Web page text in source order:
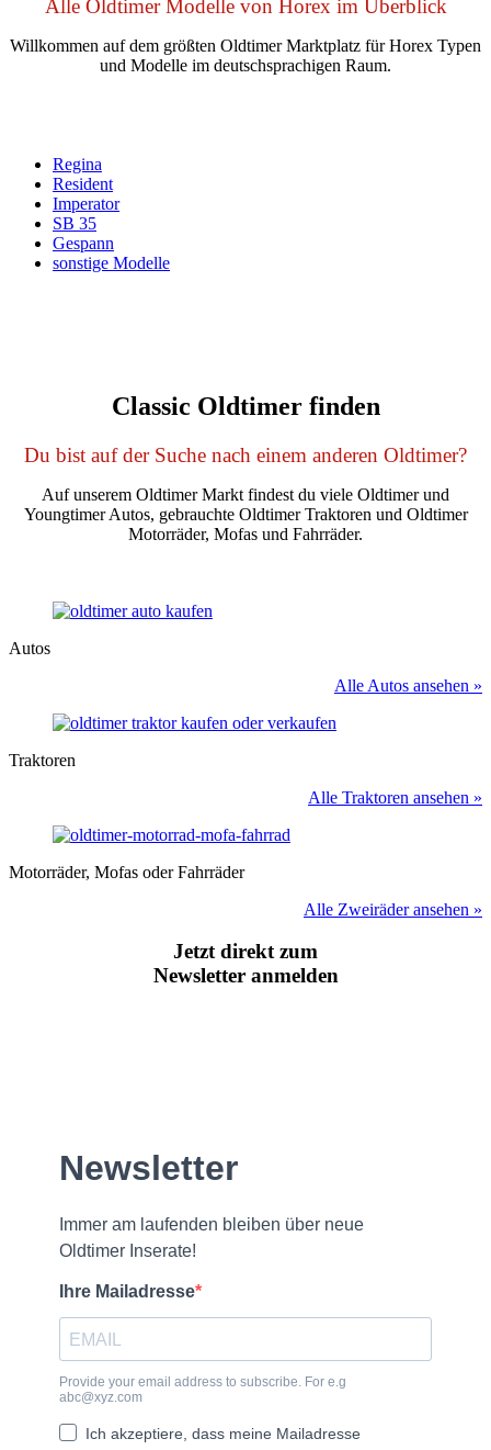
Alle Oldtimer Modelle von Horex im Überblick
Willkommen auf dem größten Oldtimer Marktplatz für Horex Typen
und Modelle im deutschsprachigen Raum.
Regina
Resident
Imperator
SB 35
Gespann
sonstige Modelle
Classic Oldtimer finden
Du bist auf der Suche nach einem anderen Oldtimer?
Auf unserem Oldtimer Markt findest du viele Oldtimer und
Youngtimer Autos, gebrauchte Oldtimer Traktoren und Oldtimer
Motorräder, Mofas und Fahrräder.
Autos
Alle Autos ansehen »
Traktoren
Alle Traktoren ansehen »
Motorräder, Mofas oder Fahrräder
Alle Zweiräder ansehen »
Jetzt direkt zum
Newsletter anmelden